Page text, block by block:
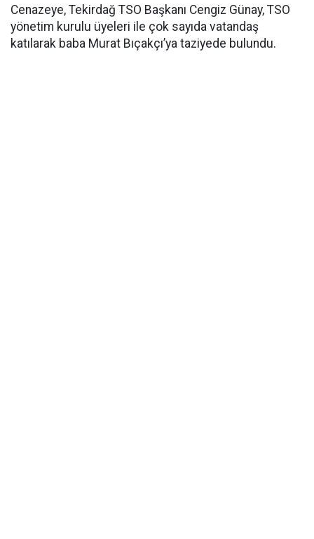
Cenazeye, Tekirdağ TSO Başkanı Cengiz Günay, TSO
yönetim kurulu üyeleri ile çok sayıda vatandaş
katılarak baba Murat Bıçakçı’ya taziyede bulundu.